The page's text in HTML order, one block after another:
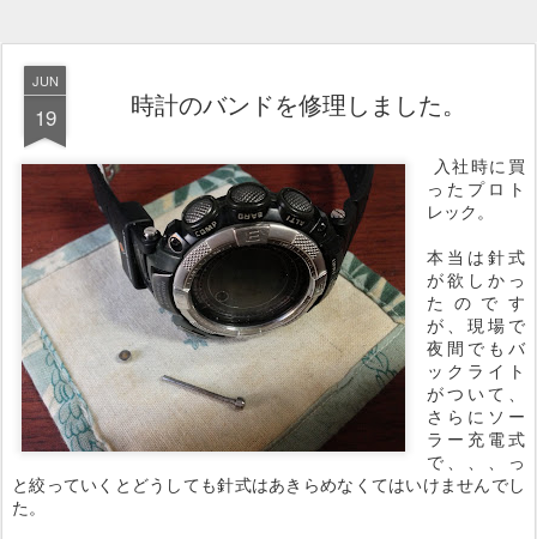
JUN
19 時計のバンドを修理しました。
入社時に買
ったプロト
レック。
本当は針式
が欲しかっ
たのです
が、現場で
夜間でもバ
ックライト
がついて、
さらにソー
ラー充電式
で、、、っ
と絞っていくとどうしても針式はあきらめなくてはいけませんでし
た。